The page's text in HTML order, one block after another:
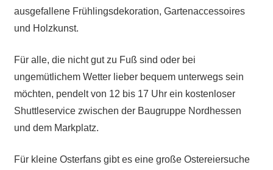
ausgefallene Frühlingsdekoration, Gartenaccessoires
und Holzkunst.
Für alle, die nicht gut zu Fuß sind oder bei
ungemütlichem Wetter lieber bequem unterwegs sein
möchten, pendelt von 12 bis 17 Uhr ein kostenloser
Shuttleservice zwischen der Baugruppe Nordhessen
und dem Markplatz.
Für kleine Osterfans gibt es eine große Ostereiersuche